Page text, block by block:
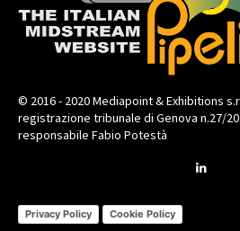
© 2016 - 2020 Mediapoint & Exhibitions
registrazione tribunale di Genova n.27/
responsabile Fabio Potestà
Privacy Policy Cookie Policy